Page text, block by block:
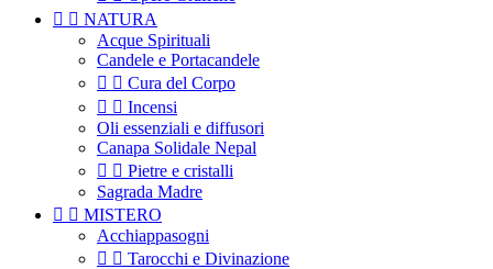
  NATURA
Acque Spirituali
Candele e Portacandele
  Cura del Corpo
  Incensi
Oli essenziali e diffusori
Canapa Solidale Nepal
  Pietre e cristalli
Sagrada Madre
  MISTERO
Acchiappasogni
  Tarocchi e Divinazione